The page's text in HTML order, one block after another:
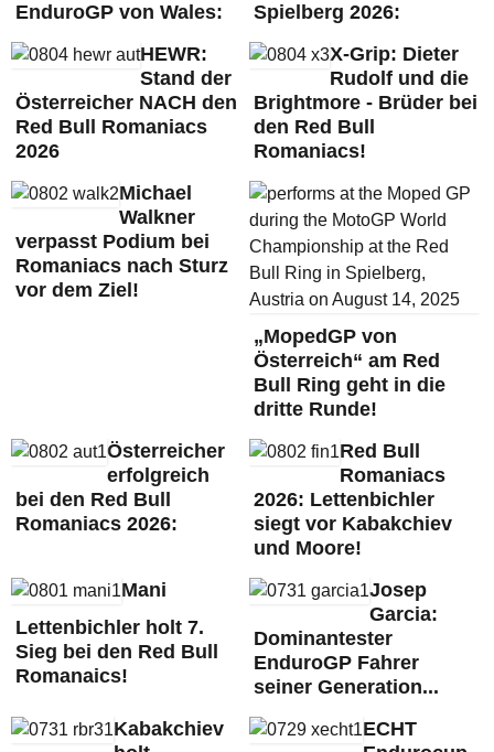
EnduroGP von Wales:
Spielberg 2026:
HEWR:
Stand der
Österreicher NACH den
Red Bull Romaniacs
2026
X-Grip: Dieter
Rudolf und die
Brightmore - Brüder bei
den Red Bull
Romaniacs!
Michael
Walkner
verpasst Podium bei
Romaniacs nach Sturz
vor dem Ziel!
„MopedGP von
Österreich“ am Red
Bull Ring geht in die
dritte Runde!
Österreicher
erfolgreich
bei den Red Bull
Romaniacs 2026:
Red Bull
Romaniacs
2026: Lettenbichler
siegt vor Kabakchiev
und Moore!
Mani
Lettenbichler holt 7.
Sieg bei den Red Bull
Romanaics!
Josep
Garcia:
Dominantester
EnduroGP Fahrer
seiner Generation...
Kabakchiev
ECHT